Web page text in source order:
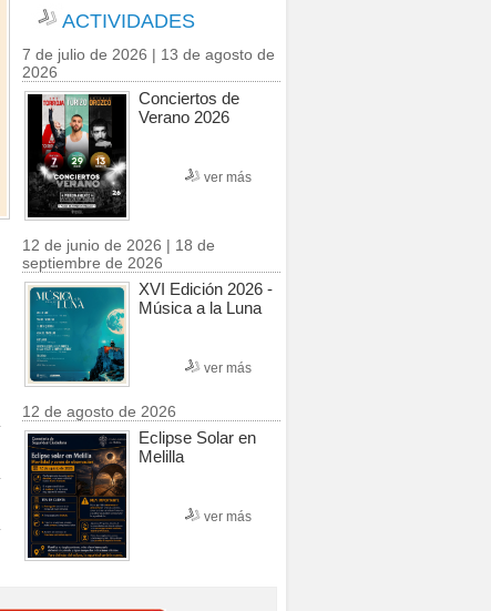
ACTIVIDADES
7 de julio de 2026 | 13 de agosto de
2026
Conciertos de
Verano 2026
ver más
12 de junio de 2026 | 18 de
septiembre de 2026
XVI Edición 2026 -
Música a la Luna
ver más
12 de agosto de 2026
Eclipse Solar en
Melilla
ver más